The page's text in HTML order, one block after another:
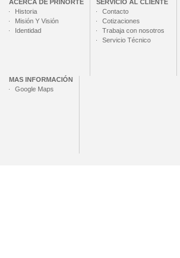
ACERCA DE PRINORTE
Historia
Misión Y Visión
Identidad
SERVICIO AL CLIENTE
Contacto
Cotizaciones
Trabaja con nosotros
Servicio Técnico
MAS INFORMACIÓN
Google Maps